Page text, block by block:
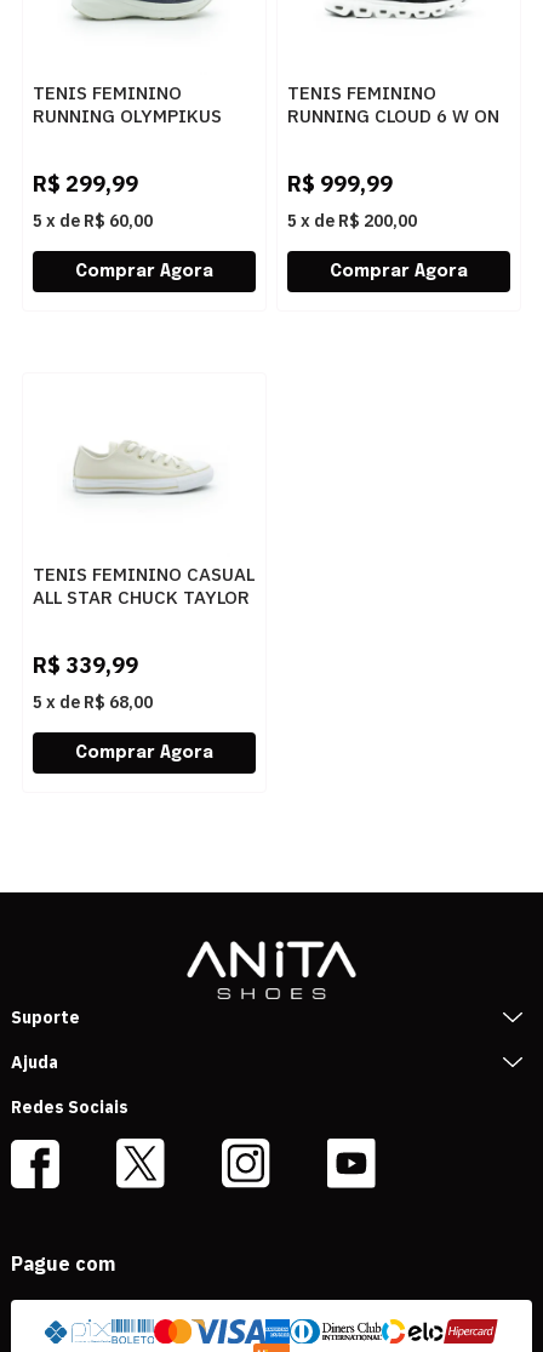
TENIS FEMININO
RUNNING OLYMPIKUS
R$ 299,99
5 x de R$ 60,00
TENIS FEMININO
RUNNING CLOUD 6 W ON
R$ 999,99
5 x de R$ 200,00
TENIS FEMININO CASUAL
ALL STAR CHUCK TAYLOR
R$ 339,99
5 x de R$ 68,00
Suporte
Ajuda
Redes Sociais
Pague com